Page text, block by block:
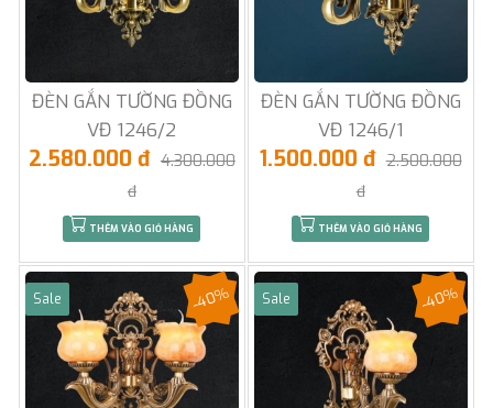
ĐÈN GẮN TƯỜNG ĐỒNG
VĐ 1246/2
2.580.000 đ 4.300.000
đ
THÊM VÀO GIỎ HÀNG
ĐÈN GẮN TƯỜNG ĐỒNG
VĐ 1246/1
1.500.000 đ 2.500.000
đ
THÊM VÀO GIỎ HÀNG
Sale -40% Sale -40%